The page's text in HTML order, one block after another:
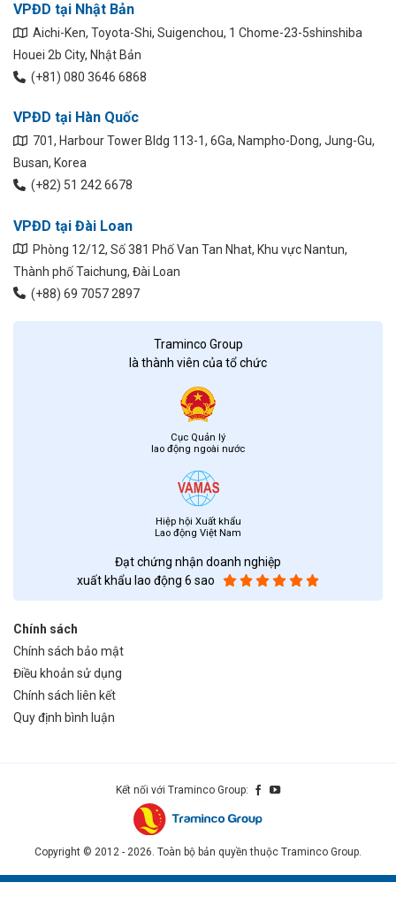
VPĐD tại Nhật Bản
Aichi-Ken, Toyota-Shi, Suigenchou, 1 Chome-23-5shinshiba
Houei 2b City, Nhật Bản
(+81) 080 3646 6868
VPĐD tại Hàn Quốc
701, Harbour Tower Bldg 113-1, 6Ga, Nampho-Dong, Jung-Gu,
Busan, Korea
(+82) 51 242 6678
VPĐD tại Đài Loan
Phòng 12/12, Số 381 Phố Van Tan Nhat, Khu vực Nantun,
Thành phố Taichung, Đài Loan
(+88) 69 7057 2897
Traminco Group
là thành viên của tổ chức
Cục Quản lý
lao động ngoài nước
Hiệp hội Xuất khẩu
Lao động Việt Nam
Đạt chứng nhận doanh nghiệp
xuất khẩu lao động 6 sao
Chính sách
Chính sách bảo mật
Điều khoản sử dụng
Chính sách liên kết
Quy định bình luận
Kết nối với Traminco Group:
Copyright © 2012 - 2026. Toàn bộ bản quyền thuộc Traminco Group.